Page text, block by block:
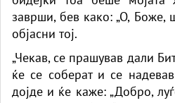
заврши, бев како: „О, Боже,
објасни тој.
„Чекав, се прашував дали
ќе се соберат и се
дојде и ќе каже: „Добро,